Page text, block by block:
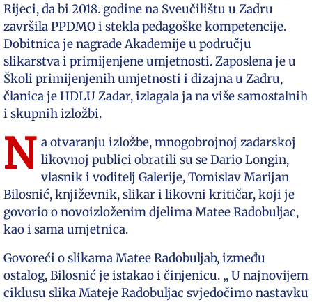
Rijeci, da bi 2018. godine na Sveučilištu u Zadru
završila PPDMO i stekla pedagoške kompetencije.
Dobitnica je nagrade Akademije u području
slikarstva i primijenjene umjetnosti. Zaposlena je u
Školi primijenjenih umjetnosti i dizajna u Zadru,
članica je HDLU Zadar, izlagala ja na više samostalnih
i skupnih izložbi.
N a otvaranju izložbe, mnogobrojnoj zadarskoj
likovnoj publici obratili su se Dario Longin,
vlasnik i voditelj Galerije, Tomislav Marijan
Bilosnić, književnik, slikar i likovni kritičar, koji je
govorio o novoizloženim djelima Matee Radobuljac,
kao i sama umjetnica.
Govoreći o slikama Matee Radobuljab, između
ostalog, Bilosnić je istakao i činjenicu. „ U najnovijem
ciklusu slika Mateje Radobuljac svjedočimo nastavku